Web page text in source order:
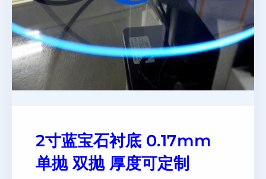
2寸蓝宝石衬底 0.17mm
单抛 双抛 厚度可定制